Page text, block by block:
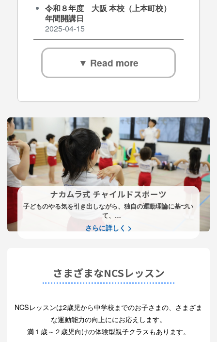
令和８年度 大阪 本校（上本町校）
年間開講日
2025-04-15
▼ Read more
ナカムラ式 チャイルドスポーツ
子どものやる気を引き出しながら、独自の運動理論に基づい
て、
姿勢と見る・聞く力を高め、集中力や観察力、瞬発力、持久力
といった
さらに詳しく >
さまざまなNCSレッスン
NCSレッスンは2歳児から中学校までのお子さまの、さまざま
な運動能力の向上ににお応えします。
満１歳～２歳児向けの体験型親子クラスもあります。